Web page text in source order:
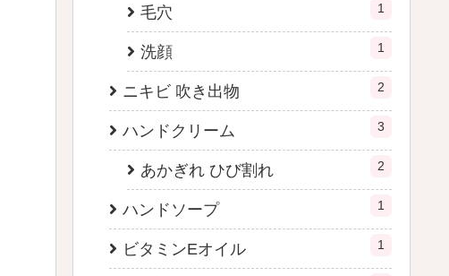
毛穴 1
洗顔 1
ニキビ 吹き出物 2
ハンドクリーム 3
あかぎれ ひび割れ 2
ハンドソープ 1
ビタミンEオイル 1